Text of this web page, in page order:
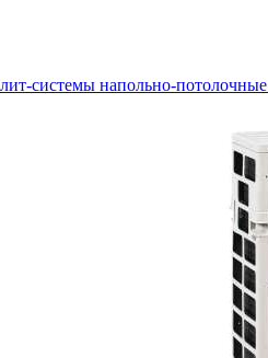
системы напольно-потолочные